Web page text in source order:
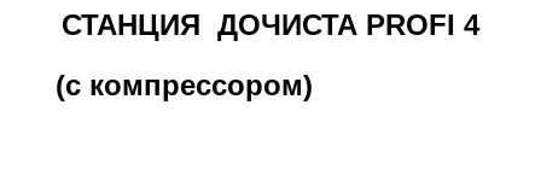
СТАНЦИЯ ДОЧИСТА PROFI 4
(с компрессором)